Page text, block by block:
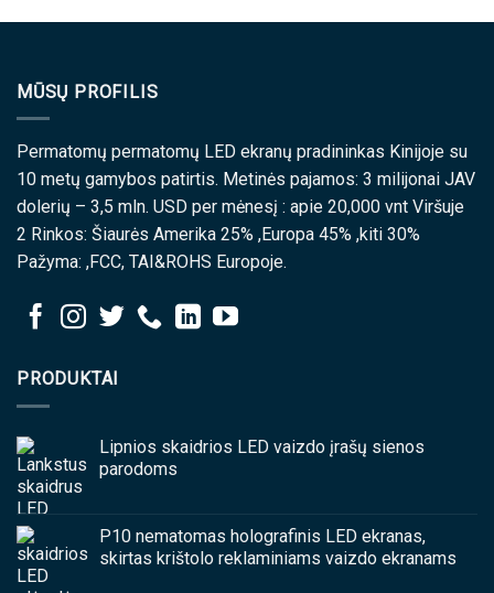
MŪSŲ PROFILIS
Permatomų permatomų LED ekranų pradininkas Kinijoje su
10 metų gamybos patirtis. Metinės pajamos: 3 milijonai JAV
dolerių – 3,5 mln. USD per mėnesį : apie 20,000 vnt Viršuje
2 Rinkos: Šiaurės Amerika 25% ,Europa 45% ,kiti 30%
Pažyma: ,FCC, TAI&ROHS Europoje.
PRODUKTAI
Lipnios skaidrios LED vaizdo įrašų sienos
parodoms
P10 nematomas holografinis LED ekranas,
skirtas krištolo reklaminiams vaizdo ekranams